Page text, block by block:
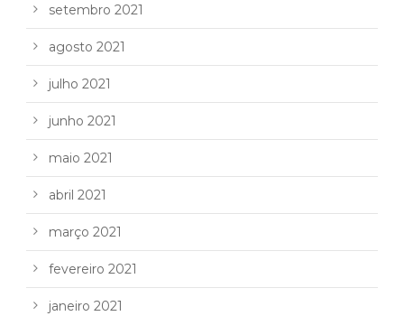
setembro 2021
agosto 2021
julho 2021
junho 2021
maio 2021
abril 2021
março 2021
fevereiro 2021
janeiro 2021